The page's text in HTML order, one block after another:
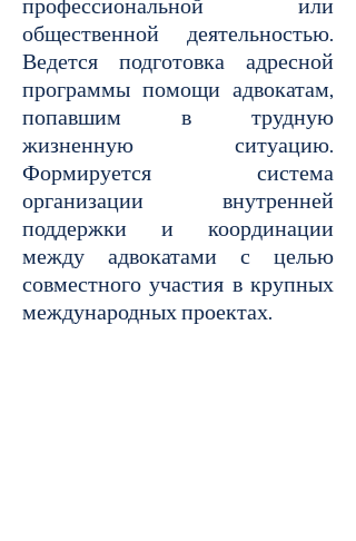
профессиональной или
общественной деятельностью.
Ведется подготовка адресной
программы помощи адвокатам,
попавшим в трудную
жизненную ситуацию.
Формируется система
организации внутренней
поддержки и координации
между адвокатами с целью
совместного участия в крупных
международных проектах.